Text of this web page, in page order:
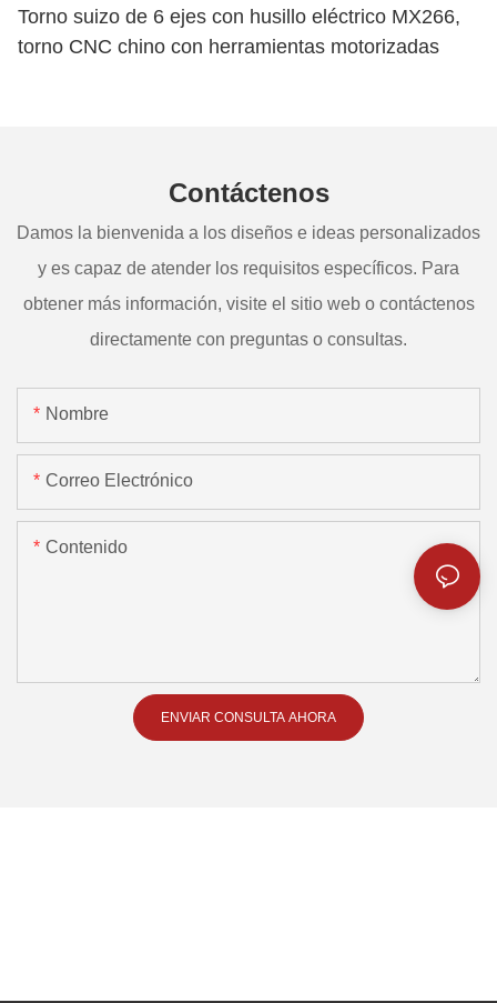
Torno suizo de 6 ejes con husillo eléctrico MX266,
torno CNC chino con herramientas motorizadas
Contáctenos
Damos la bienvenida a los diseños e ideas personalizados
y es capaz de atender los requisitos específicos. Para
obtener más información, visite el sitio web o contáctenos
directamente con preguntas o consultas.
Nombre
Correo Electrónico
Contenido
ENVIAR CONSULTA AHORA